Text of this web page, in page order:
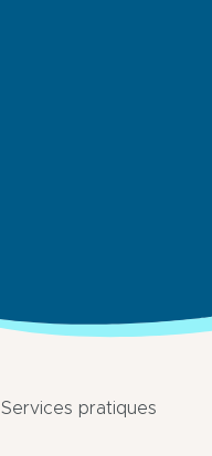
Services pratiques